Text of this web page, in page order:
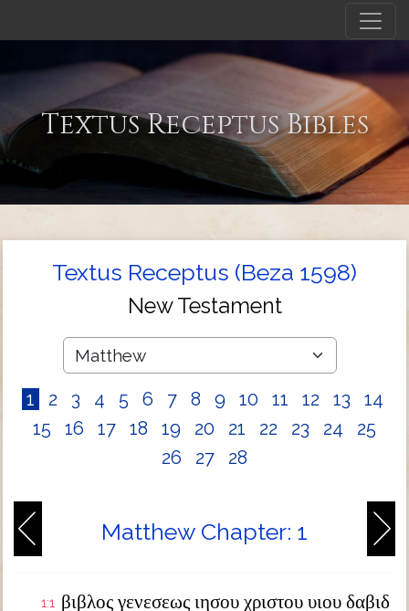
Textus Receptus Bibles
Textus Receptus (Beza 1598)
New Testament
1 2 3 4 5 6 7 8 9 10 11 12 13
14
15
16 17 18 19 20 21 22 23 24
25
26
27 28
Matthew Chapter: 1
1:1 βιβλος γενεσεως ιησου χριστου υιου δαβιδ